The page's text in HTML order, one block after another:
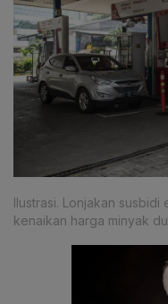
Ilustrasi. Lonjakan
kenaikan harga minyak